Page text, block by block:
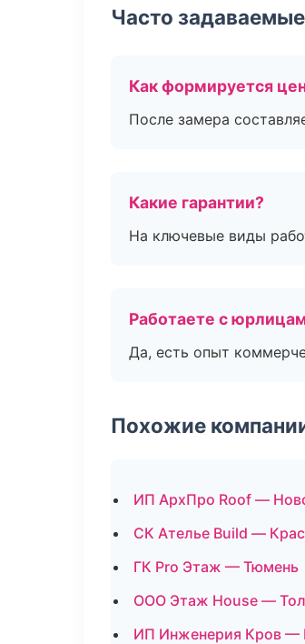
Часто
Как формируется
После замера
Какие гарантии?
На ключевые виды
Работаете с
Да, есть опыт
Похожие
ИП АрхПро Roof —
СК Ателье Build —
ГК Pro Этаж — Тюмень
ООО Этаж House —
ИП Инженерия Кров —